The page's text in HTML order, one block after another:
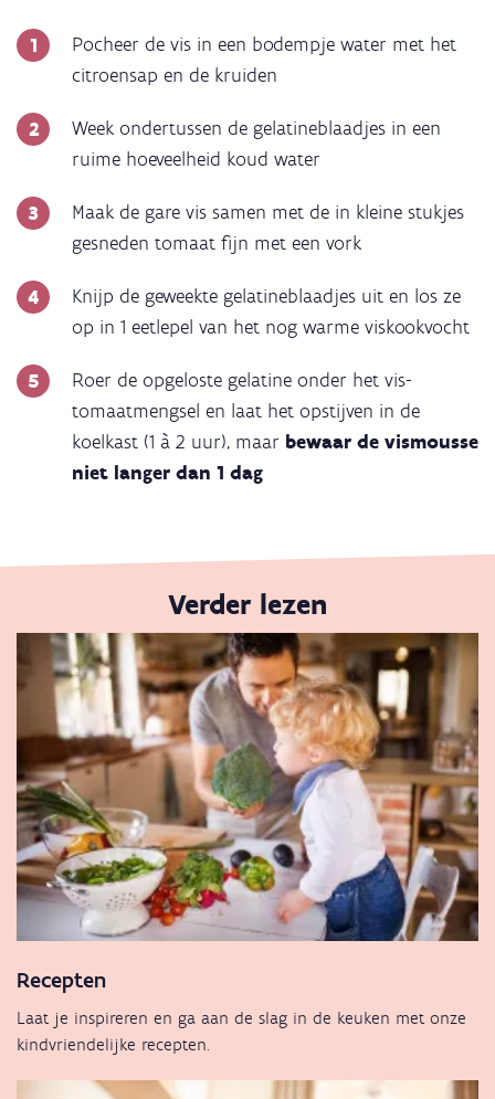
Pocheer de vis in een bodempje water met het
citroensap en de kruiden
Week ondertussen de gelatineblaadjes in een
ruime hoeveelheid koud water
Maak de gare vis samen met de in kleine stukjes
gesneden tomaat fijn met een vork
Knijp de geweekte gelatineblaadjes uit en los ze
op in 1 eetlepel van het nog warme viskookvocht
Roer de opgeloste gelatine onder het vis-
tomaatmengsel en laat het opstijven in de
koelkast (1 à 2 uur), maar bewaar de vismousse
niet langer dan 1 dag
Verder lezen
Recepten
Laat je inspireren en ga aan de slag in de keuken met onze
kindvriendelijke recepten.